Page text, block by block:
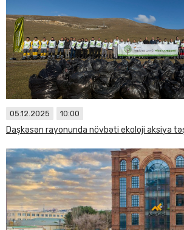
05.12.2025 10:00
Daşkəsən rayonunda növbəti ekoloji aksiya